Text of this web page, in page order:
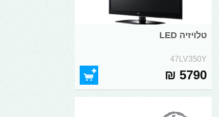
טלויזיה LED
47LV350Y
5790 ₪